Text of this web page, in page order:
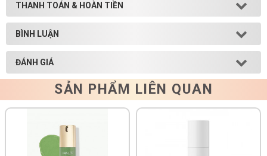
THANH TOÁN & HOÀN TIỀN
BÌNH LUẬN
ĐÁNH GIÁ
SẢN PHẨM LIÊN QUAN